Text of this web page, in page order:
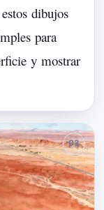
estos dibujos
para
y mostrar